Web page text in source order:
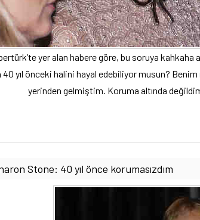
yer alan habere göre, bu soruya kahkaha
yıl önceki halini hayal edebiliyor musun? Benim
yerinden gelmiştim. Koruma altında
Stone: 40 yıl önce korumasızdım